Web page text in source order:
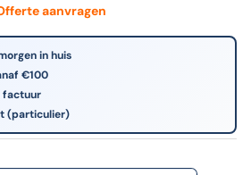
aanvragen
in huis
€100
factuur
(particulier)